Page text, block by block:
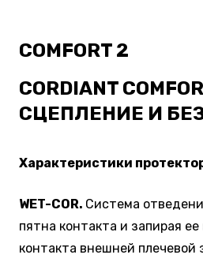
COMFORT 2
CORDIANT
СЦЕПЛЕНИЕ И
Характеристики
WET-COR. Система
пятна контакта и запирая
контакта внешней плечевой